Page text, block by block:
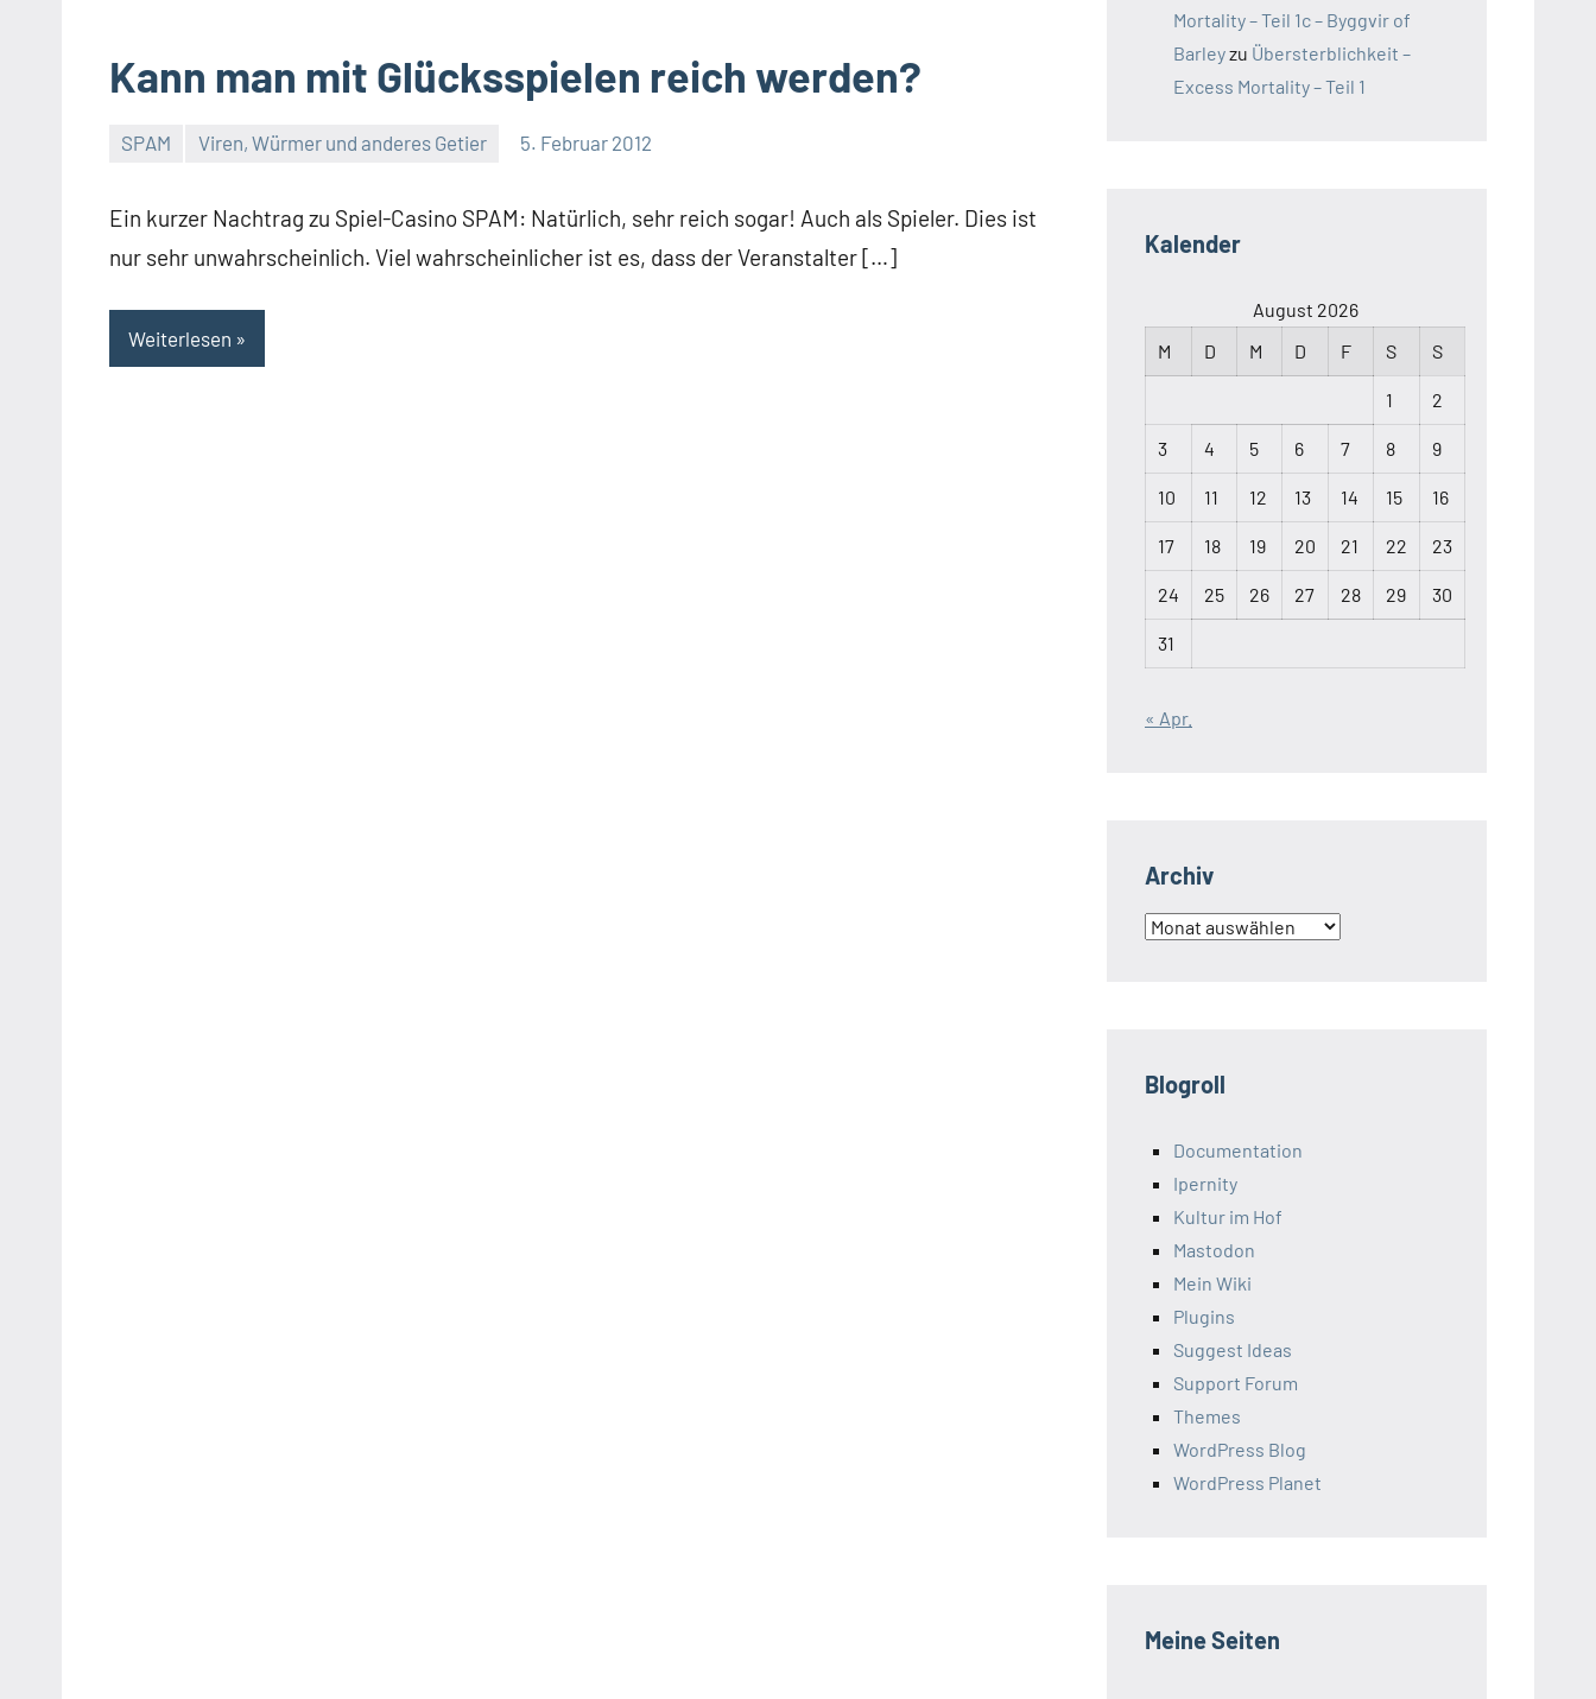
Kann man mit Glücksspielen reich werden?
SPAM Viren, Würmer und anderes Getier 5. Februar 2012
Ein kurzer Nachtrag zu Spiel-Casino SPAM: Natürlich, sehr reich sogar! Auch als Spieler. Dies ist
nur sehr unwahrscheinlich. Viel wahrscheinlicher ist es, dass der Veranstalter […]
Weiterlesen
Mortality – Teil 1c – Byggvir of
Barleyzu Übersterblichkeit –
Excess Mortality – Teil 1
Kalender
August 2026
M
D M D F S S
1 2
3 4 5 6 7 8 9
10 11 12 13 14 15 16
17 18 19 20 21 22 23
24 25 26 27 28 29 30
31
« Apr.
Archiv
Archiv
Blogroll
Documentation
Ipernity
Kultur im Hof
Mastodon
Mein Wiki
Plugins
Suggest Ideas
Support Forum
Themes
WordPress Blog
WordPress Planet
Meine Seiten